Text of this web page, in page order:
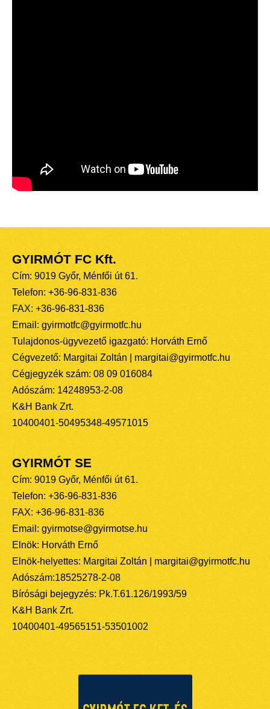
GYIRMÓT FC Kft.
Cím: 9019 Győr, Ménfői út 61.
Telefon: +36-96-831-836
FAX: +36-96-831-836
Email: gyirmotfc@gyirmotfc.hu
Tulajdonos-ügyvezető igazgató: Horváth Ernő
Cégvezető: Margitai Zoltán | margitai@gyirmotfc.hu
Cégjegyzék szám: 08 09 016084
Adószám: 14248953-2-08
K&H Bank Zrt.
10400401-50495348-49571015
GYIRMÓT SE
Cím: 9019 Győr, Ménfői út 61.
Telefon: +36-96-831-836
FAX: +36-96-831-836
Email: gyirmotse@gyirmotse.hu
Elnök: Horváth Ernő
Elnök-helyettes: Margitai Zoltán | margitai@gyirmotfc.hu
Adószám:18525278-2-08
Bírósági bejegyzés: Pk.T.61.126/1993/59
K&H Bank Zrt.
10400401-49565151-53501002